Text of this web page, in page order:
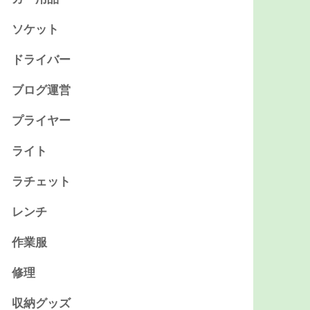
ソケット
ドライバー
ブログ運営
プライヤー
ライト
ラチェット
レンチ
作業服
修理
収納グッズ